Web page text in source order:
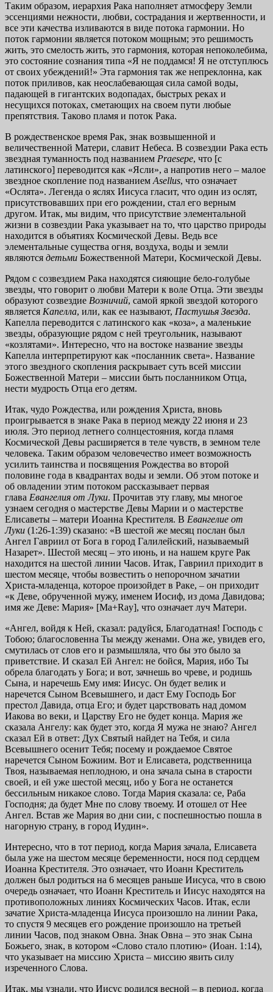
Таким образом, иерархия Рака наполняет атмосферу Земли
эссенциями нежности, любви, сострадания и жертвенности, и
все эти качества изливаются в виде потока гармонии. Но
поток гармонии является потоком мощным; это решимость
жить, это смелость жить, это гармония, которая непоколебима,
это состояние сознания типа «Я не поддамся! Я не отступлюсь
от своих убеждений!» Эта гармония так же непреклонна, как
поток приливов, как неослабевающая сила самой воды,
падающей в гигантских водопадах, быстрых реках и
несущихся потоках, сметающих на своем пути любые
препятствия. Таково пламя и поток Рака.
В рождественское время Рак, знак возвышенной и
величественной Матери, славит Небеса. В созвездии Рака есть
звездная туманность под названием Praesepe, что [с
латинского] переводится как «Ясли», а напротив него – малое
звездное скопление под названиемAsellus, что означает
«Ослята». Легенда о яслях Иисуса гласит, что один из ослят,
присутствовавших при его рождении, стал его верным
другом. Итак, мы видим, что присутствие элементальной
жизни в созвездии Рака указывает на то, что царство природы
находится в объятиях Космической Девы. Ведь все
элементальные существа огня, воздуха, воды и земли
являются детьми Божественной Матери, Космической Девы.
Рядом с созвездием Рака находятся сияющие бело-голубые
звезды, что говорит о любви Матери к воле Отца. Эти звезды
образуют созвездие Возничий, самой яркой звездой которого
является Капелла, или, как ее называют, Пастушья Звезда.
Капелла переводится с латинского как «коза», а маленькие
звезды, образующие рядом с ней треугольник, называют
«козлятами». Интересно, что на востоке название звезды
Капелла интерпретируют как «посланник света». Название
этого звездного скопления раскрывает суть всей миссии
Божественной Матери – миссии быть посланником Отца,
нести мудрость Отца его детям.
Итак, чудо Рождества, или рождения Христа, вновь
проигрывается в знаке Рака в период между 22 июня и 23
июля. Это период летнего солнцестояния, когда пламя
Космической Девы расширяется в теле чувств, в земном теле
человека. Таким образом человечество имеет возможность
усилить таинства и посвящения Рождества во второй
половине года в квадрантах воды и земли. Об этом потоке и
об овладении этим потоком рассказывает первая
глава Евангелия от Луки. Прочитав эту главу, мы многое
узнаем сегодня о мастерстве Девы Марии и о мастерстве
Елисаветы – матери Иоанна Крестителя. В Евангелие от
Луки (1:26-1:39) сказано: «В шестой же месяц послан был
Ангел Гавриил от Бога в город Галилейский, называемый
Назарет». Шестой месяц – это июнь, и на нашем круге Рак
находится на шестой линии Часов. Итак, Гавриил приходит в
шестом месяце, чтобы возвестить о непорочном зачатии
Христа-младенца, которое произойдет в Раке, – он приходит
«к Деве, обрученной мужу, именем Иосиф, из дома Давидова;
имя же Деве: Мария» [Ma+Ray], что означает луч Матери.
«Ангел, войдя к Ней, сказал: радуйся, Благодатная! Господь с
Тобою; благословенна Ты между женами. Она же, увидев его,
смутилась от слов его и размышляла, что бы это было за
приветствие. И сказал Ей Ангел: не бойся, Мария, ибо Ты
обрела благодать у Бога; и вот, зачнешь во чреве, и родишь
Сына, и наречешь Ему имя: Иисус. Он будет велик и
наречется Сыном Всевышнего, и даст Ему Господь Бог
престол Давида, отца Его; и будет царствовать над домом
Иакова во веки, и Царству Его не будет конца. Мария же
сказала Ангелу: как будет это, когда Я мужа не знаю? Ангел
сказал Ей в ответ: Дух Святый найдет на Тебя, и сила
Всевышнего осенит Тебя; посему и рождаемое Святое
наречется Сыном Божиим. Вот и Елисавета, родственница
Твоя, называемая неплодною, и она зачала сына в старости
своей, и ей уже шестой месяц, ибо у Бога не останется
бессильным никакое слово. Тогда Мария сказала: се, Раба
Господня; да будет Мне по слову твоему. И отошел от Нее
Ангел. Встав же Мария во дни сии, с поспешностью пошла в
нагорную страну, в город Иудин».
Интересно, что в тот период, когда Мария зачала, Елисавета
была уже на шестом месяце беременности, нося под сердцем
Иоанна Крестителя. Это означает, что Иоанн Креститель
должен был родиться на 6 месяцев раньше Иисуса, что в свою
очередь означает, что Иоанн Креститель и Иисус находятся на
противоположных линиях Космических Часов. Итак, если
зачатие Христа-младенца Иисуса произошло на линии Рака,
то спустя 9 месяцев его рождение произошло на третьей
линии Часов, под знаком Овна. Знак Овна – это знак Сына
Божьего, знак, в котором «Слово стало плотию» (Иоан. 1:14),
что указывает на миссию Христа – миссию явить силу
изреченного Слова.
Итак, мы узнали, что Иисус родился весной – в период, когда